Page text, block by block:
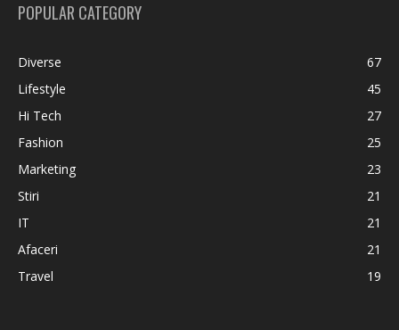
POPULAR CATEGORY
Diverse
67
Lifestyle
45
Hi Tech
27
Fashion
25
Marketing
23
Stiri
21
IT
21
Afaceri
21
Travel
19